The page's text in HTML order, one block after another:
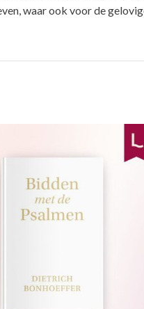
waar ook voor de